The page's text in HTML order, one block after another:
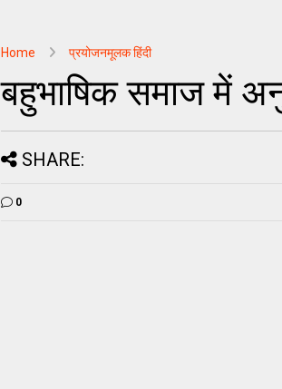
Home प्रयोजनमूलक हिंदी
बहुभाषिक समाज में
SHARE:
0